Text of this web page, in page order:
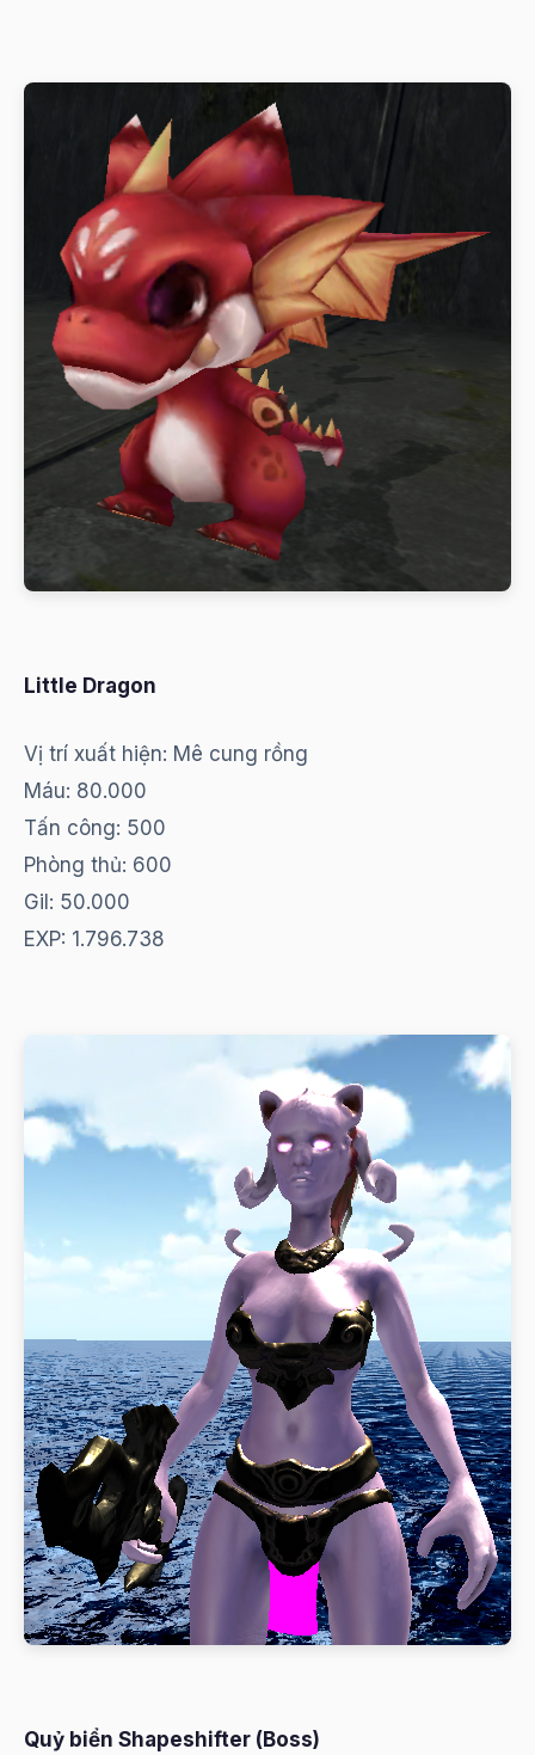
Little Dragon
Vị trí xuất hiện: Mê cung rồng
Máu: 80.000
Tấn công: 500
Phòng thủ: 600
Gil: 50.000
EXP: 1.796.738
Quỷ biển Shapeshifter (Boss)